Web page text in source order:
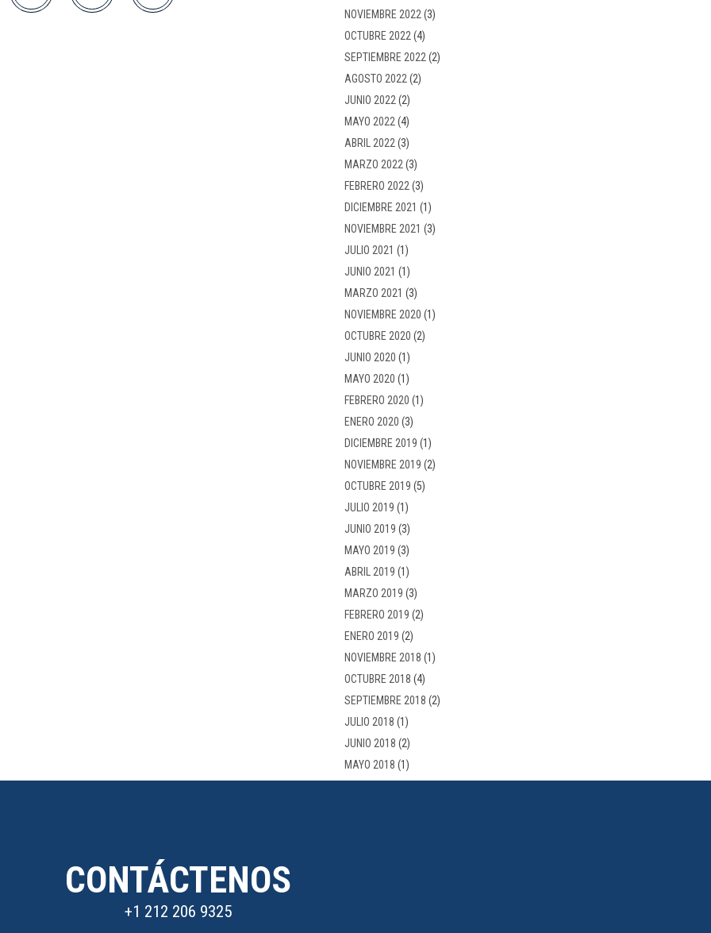
NOVIEMBRE 2022 (3)
OCTUBRE 2022 (4)
SEPTIEMBRE 2022 (2)
AGOSTO 2022 (2)
JUNIO 2022 (2)
MAYO 2022 (4)
ABRIL 2022 (3)
MARZO 2022 (3)
FEBRERO 2022 (3)
DICIEMBRE 2021 (1)
NOVIEMBRE 2021 (3)
JULIO 2021 (1)
JUNIO 2021 (1)
MARZO 2021 (3)
NOVIEMBRE 2020 (1)
OCTUBRE 2020 (2)
JUNIO 2020 (1)
MAYO 2020 (1)
FEBRERO 2020 (1)
ENERO 2020 (3)
DICIEMBRE 2019 (1)
NOVIEMBRE 2019 (2)
OCTUBRE 2019 (5)
JULIO 2019 (1)
JUNIO 2019 (3)
MAYO 2019 (3)
ABRIL 2019 (1)
MARZO 2019 (3)
FEBRERO 2019 (2)
ENERO 2019 (2)
NOVIEMBRE 2018 (1)
OCTUBRE 2018 (4)
SEPTIEMBRE 2018 (2)
JULIO 2018 (1)
JUNIO 2018 (2)
MAYO 2018 (1)
CONTÁCTENOS
+1 212 206 9325